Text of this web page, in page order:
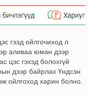
гээд ойлгочиход л
аливаа юман дээр
цэс гэхэд болохгүй
дээр байрлах Үндсэн
ойлгоход харин болно.